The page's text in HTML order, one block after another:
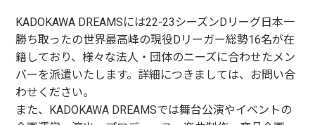
KADOKAWA DREAMSには22-23シーズンDリーグ日本一
勝ち取ったの世界最高峰の現役Dリーガー総勢16名が在
籍しており、様々な法人・団体のニーズに合わせたメン
バーを派遣いたします。詳細につきましては、お問い合
わせください。
また、KADOKAWA DREAMSでは舞台公演やイベントの